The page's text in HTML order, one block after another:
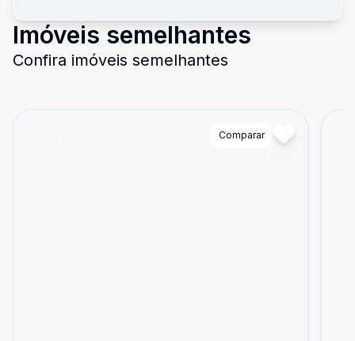
Imóveis semelhantes
Confira imóveis semelhantes
Comparar